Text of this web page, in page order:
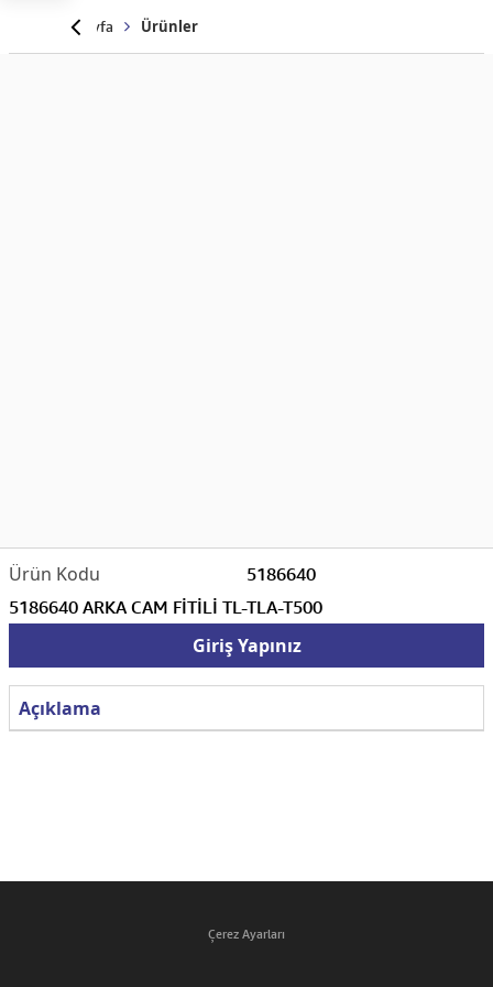
Anasayfa Ürünler
5186640
5186640 ARKA CAM FİTİLİ TL-TLA-T500
Giriş Yapınız
Açıklama
Çerez Ayarları